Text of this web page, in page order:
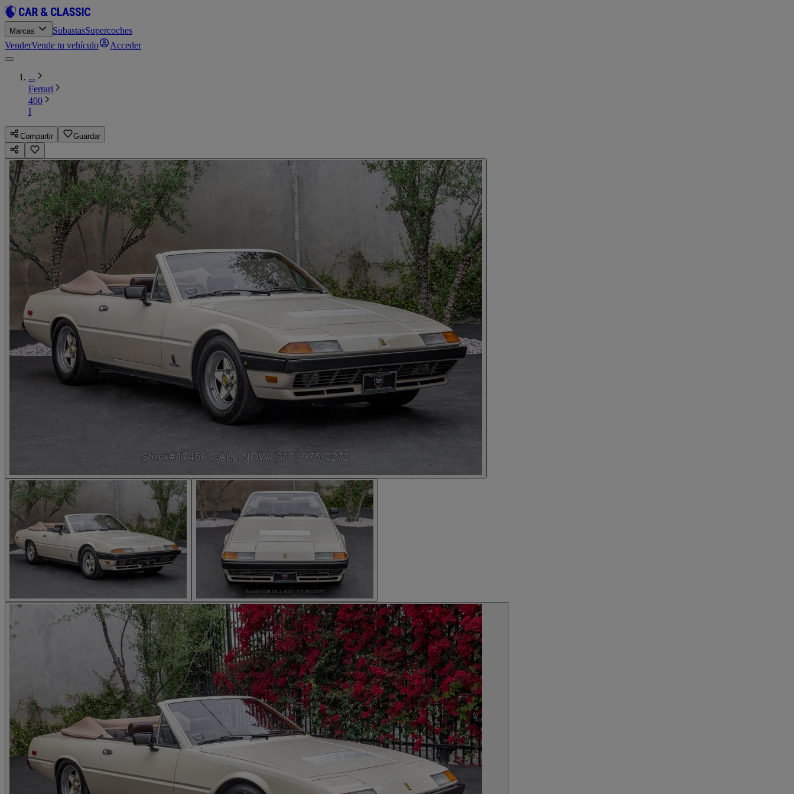
Marcas SubastasSupercoches
VenderVende tu vehículo Acceder
...
Ferrari
400
I
Compartir Guardar